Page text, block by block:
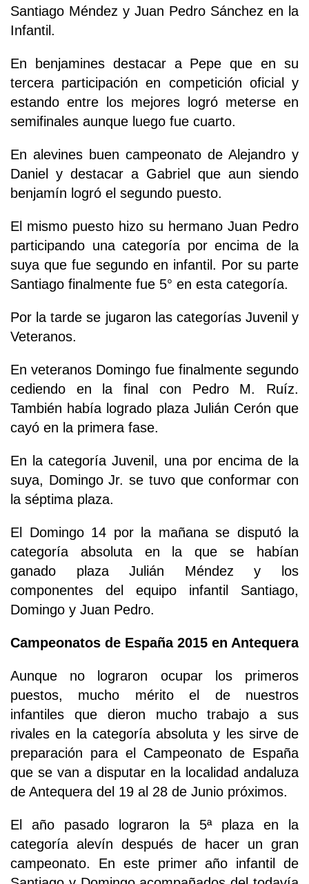
Santiago Méndez y Juan Pedro Sánchez en la
Infantil.
En benjamines destacar a Pepe que en su
tercera participación en competición oficial y
estando entre los mejores logró meterse en
semifinales aunque luego fue cuarto.
En alevines buen campeonato de Alejandro y
Daniel y destacar a Gabriel que aun siendo
benjamín logró el segundo puesto.
El mismo puesto hizo su hermano Juan Pedro
participando una categoría por encima de la
suya que fue segundo en infantil. Por su parte
Santiago finalmente fue 5° en esta categoría.
Por la tarde se jugaron las categorías Juvenil y
Veteranos.
En veteranos Domingo fue finalmente segundo
cediendo en la final con Pedro M. Ruíz.
También había logrado plaza Julián Cerón que
cayó en la primera fase.
En la categoría Juvenil, una por encima de la
suya, Domingo Jr. se tuvo que conformar con
la séptima plaza.
El Domingo 14 por la mañana se disputó la
categoría absoluta en la que se habían
ganado plaza Julián Méndez y los
componentes del equipo infantil Santiago,
Domingo y Juan Pedro.
Campeonatos de España 2015 en Antequera
Aunque no lograron ocupar los primeros
puestos, mucho mérito el de nuestros
infantiles que dieron mucho trabajo a sus
rivales en la categoría absoluta y les sirve de
preparación para el Campeonato de España
que se van a disputar en la localidad andaluza
de Antequera del 19 al 28 de Junio próximos.
El año pasado lograron la 5ª plaza en la
categoría alevín después de hacer un gran
campeonato. En este primer año infantil de